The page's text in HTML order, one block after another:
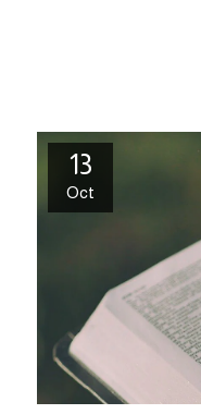
13
Oct